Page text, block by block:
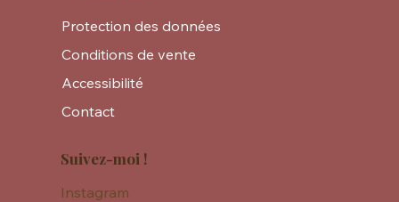
Protection des données
Conditions de vente
Accessibilité
Contact
Suivez-moi !
Instagram